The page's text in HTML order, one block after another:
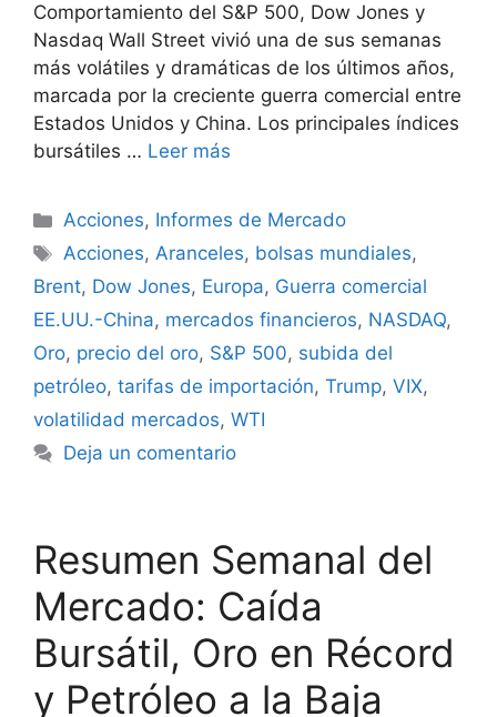
Comportamiento del S&P 500, Dow Jones y
Nasdaq Wall Street vivió una de sus semanas
más volátiles y dramáticas de los últimos años,
marcada por la creciente guerra comercial entre
Estados Unidos y China. Los principales índices
bursátiles … Leer más
Categorías
Acciones, Informes de Mercado
Etiquetas
Acciones,Aranceles, bolsas mundiales,
Brent, Dow Jones, Europa, Guerra comercial
EE.UU.-China, mercados financieros, NASDAQ,
Oro, precio del oro, S&P 500, subida del
petróleo, tarifas de importación, Trump, VIX,
volatilidad mercados, WTI
Deja un comentario
Resumen Semanal del
Mercado: Caída
Bursátil, Oro en Récord
y Petróleo a la Baja